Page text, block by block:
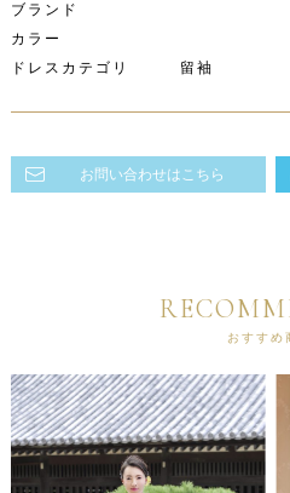
ブランド
カラー
ドレスカテゴリ 留袖
お問い合わせはこちら
おすすめ